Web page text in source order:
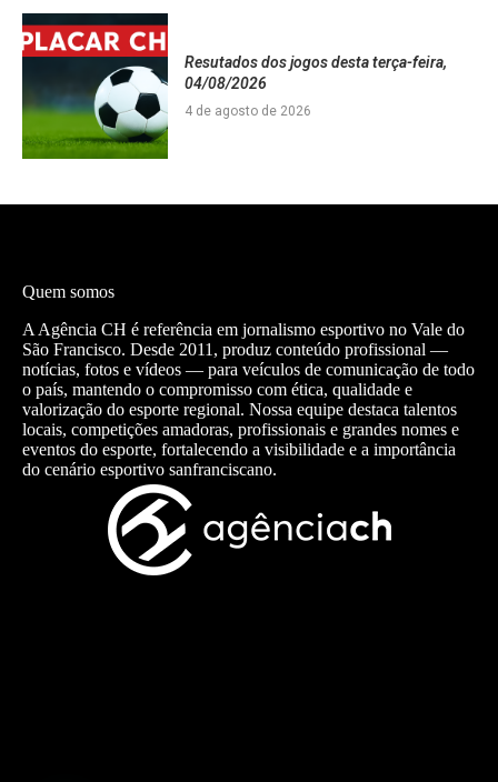
Resutados dos jogos desta terça-feira,
04/08/2026
4 de agosto de 2026
Quem somos
A Agência CH é referência em jornalismo esportivo no Vale do
São Francisco. Desde 2011, produz conteúdo profissional —
notícias, fotos e vídeos — para veículos de comunicação de todo
o país, mantendo o compromisso com ética, qualidade e
valorização do esporte regional. Nossa equipe destaca talentos
locais, competições amadoras, profissionais e grandes nomes e
eventos do esporte, fortalecendo a visibilidade e a importância
do cenário esportivo sanfranciscano.